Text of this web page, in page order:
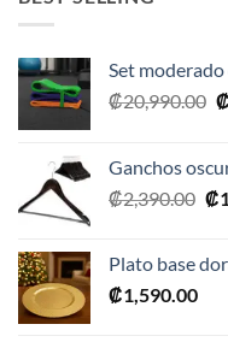
Set
₡20,990.00 El
₡
Ganchos
₡2,390.00 El
₡
Plato base
₡1,590.00